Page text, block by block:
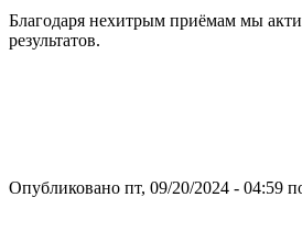
Благодаря нехитрым приёмам мы
результатов.
Опубликовано пт, 09/20/2024 - 04:59